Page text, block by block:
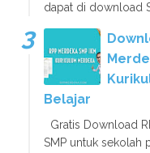
dapat di download
Belajar
Gratis Download
SMP untuk sekolah